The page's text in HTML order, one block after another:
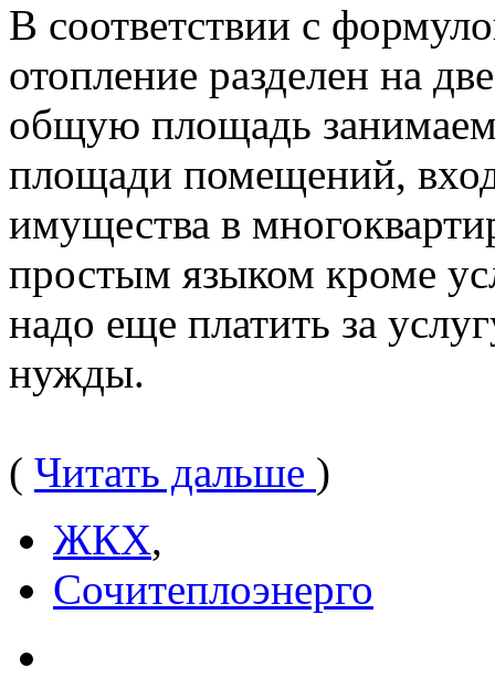
В соответствии с
отопление разделен на
общую площадь
площади помещений,
имущества в
простым языком кроме
надо еще платить за
нужды.
( Читать дальше )
ЖКХ,
Сочитеплоэнерго